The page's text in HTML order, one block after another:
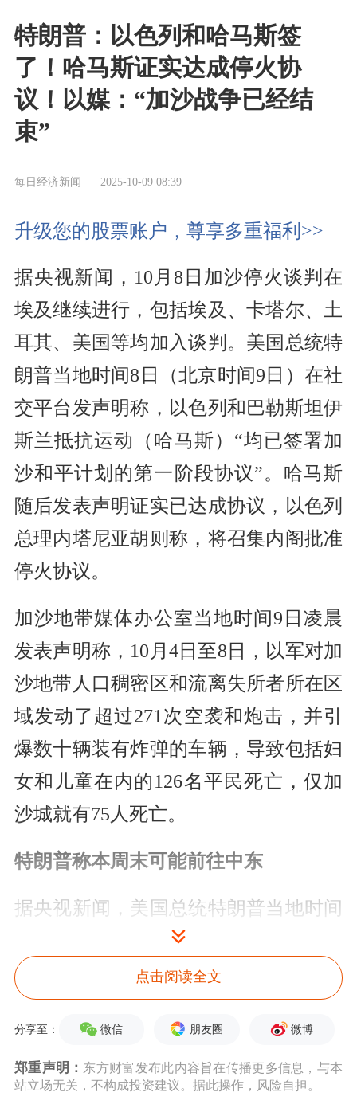
特朗普：以色列和哈马斯签
了！哈马斯证实达成停火协
议！以媒：“加沙战争已经结
束”
每日经济新闻 2025-10-09 08:39
升级您的股票账户，尊享多重福利>>
据央视新闻，10月8日加沙停火谈判在
埃及继续进行，包括埃及、卡塔尔、土
耳其、美国等均加入谈判。美国总统特
朗普当地时间8日（北京时间9日）在社
交平台发声明称，以色列和巴勒斯坦伊
斯兰抵抗运动（哈马斯）“均已签署加
沙和平计划的第一阶段协议”。哈马斯
随后发表声明证实已达成协议，以色列
总理内塔尼亚胡则称，将召集内阁批准
停火协议。
加沙地带媒体办公室当地时间9日凌晨
发表声明称，10月4日至8日，以军对加
沙地带人口稠密区和流离失所者所在区
域发动了超过271次空袭和炮击，并引
爆数十辆装有炸弹的车辆，导致包括妇
女和儿童在内的126名平民死亡，仅加
沙城就有75人死亡。
特朗普称本周末可能前往中东
据央视新闻，美国总统特朗普当地时间
8日（北京时间9日）在社交平台发声明
称，以色列和巴勒斯坦伊斯兰抵抗运动
（哈马斯）“均已签署加沙和平计划的
第一阶段协议”，“这意味着所有被扣押
人员将很快获释，以色列也将把部队撤
点击阅读全文
分享至： 微信 朋友圈 微博
郑重声明： 东方财富发布此内容旨在传播更多信息，与本
站立场无关，不构成投资建议。据此操作，风险自担。